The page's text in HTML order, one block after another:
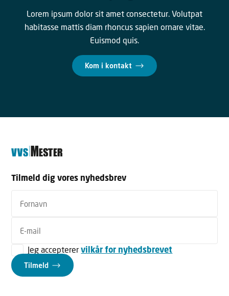
Lorem ipsum dolor sit amet consectetur. Volutpat
habitasse mattis diam rhoncus sapien ornare vitae.
Euismod quis.
Kom i kontakt
Tilmeld dig vores nyhedsbrev
Jeg accepterervilkår for nyhedsbrevet
Tilmeld